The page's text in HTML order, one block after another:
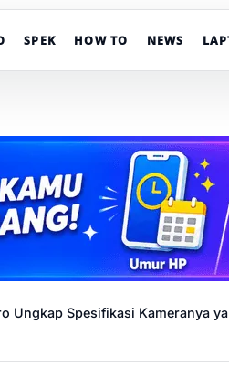
SPEK HOW TO NEWS
Ungkap Spesifikasi Kameranya